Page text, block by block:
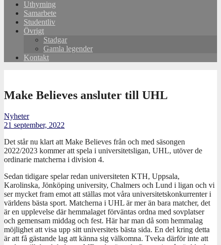
Uthyrning
Samarbete
Studentliv
Övrigt
Stadgar
Gamla legender
Kontakt
Make Believes ansluter till UHL
Nyheter
21 september, 2022
Det står nu klart att Make Believes från och med säsongen
2022/2023 kommer att spela i universitetsligan, UHL, utöver de
ordinarie matcherna i division 4.
Sedan tidigare spelar redan universiteten KTH, Uppsala,
Karolinska, Jönköping university, Chalmers och Lund i ligan och vi
ser mycket fram emot att ställas mot våra universitetskonkurrenter i
världens bästa sport. Matcherna i UHL är mer än bara matcher, det
är en upplevelse där hemmalaget förväntas ordna med sovplatser
och gemensam middag och fest. Här har man då som hemmalag
möjlighet att visa upp sitt universitets bästa sida. En del kring detta
är att få gästande lag att känna sig välkomna. Tveka därför inte att